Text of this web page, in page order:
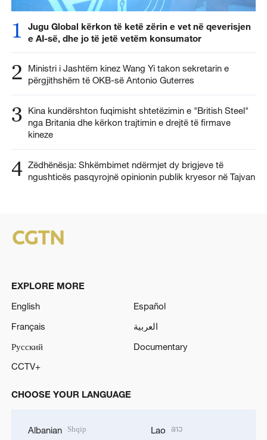
1
Jugu Global kërkon të ketë zërin e vet në qeverisjen
e AI-së, dhe jo të jetë vetëm konsumator
2
Ministri i Jashtëm kinez Wang Yi takon sekretarin e
përgjithshëm të OKB-së Antonio Guterres
3
Kina kundërshton fuqimisht shtetëzimin e "British Steel"
nga Britania dhe kërkon trajtimin e drejtë të firmave
kineze
4 Zëdhënësja: Shkëmbimet ndërmjet dy brigjeve të
ngushticës pasqyrojnë opinionin publik kryesor në Tajvan
EXPLORE MORE
English
Español
Français
العربية
Русский
Documentary
CCTV+
CHOOSE YOUR LANGUAGE
Albanian Shqip Lao ລາວ